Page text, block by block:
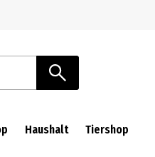
Haushalt Tiershop